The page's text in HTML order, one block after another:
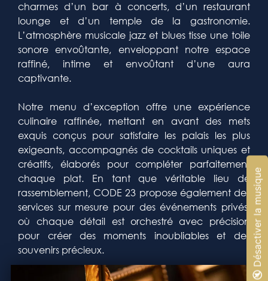
charmes d’un bar à concerts, d’un restaurant
lounge et d’un temple de la gastronomie.
L’atmosphère musicale jazz et blues tisse une toile
sonore envoûtante, enveloppant notre espace
raffiné, intime et envoûtant d’une aura
captivante.
Notre menu d’exception offre une expérience
culinaire raffinée, mettant en avant des mets
exquis conçus pour satisfaire les palais les plus
exigeants, accompagnés de cocktails uniques et
créatifs, élaborés pour compléter parfaitement
chaque plat. En tant que véritable lieu de
rassemblement, CODE 23 propose également des
services sur mesure pour des événements privés,
où chaque détail est orchestré avec précision
pour créer des moments inoubliables et des
souvenirs précieux.
🔇 Désactiver la musique